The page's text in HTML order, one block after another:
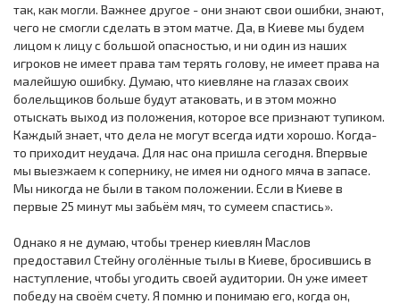
так, как могли. Важнее другое - они знают свои ошибки, знают,
чего не смогли сделать в этом матче. Да, в Киеве мы будем
лицом к лицу с большой опасностью, и ни один из наших
игроков не имеет права там терять голову, не имеет права на
малейшую ошибку. Думаю, что киевляне на глазах своих
болельщиков больше будут атаковать, и в этом можно
отыскать выход из положения, которое все признают тупиком.
Каждый знает, что дела не могут всегда идти хорошо. Когда-
то приходит неудача. Для нас она пришла сегодня. Впервые
мы выезжаем к сопернику, не имея ни одного мяча в запасе.
Мы никогда не были в таком положении. Если в Киеве в
первые 25 минут мы забьём мяч, то сумеем спастись».
Однако я не думаю, чтобы тренер киевлян Маслов
предоставил Стейну оголённые тылы в Киеве, бросившись в
наступление, чтобы угодить своей аудитории. Он уже имеет
победу на своём счету. Я помню и пoнимаю его, когда он,